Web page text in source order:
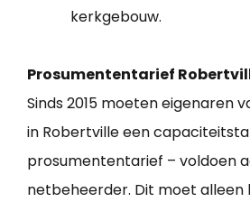
kerkgebouw.
Prosumententarief
Sinds 2015 moeten eigenaren
in Robertville een
prosumententarief – voldoen
netbeheerder. Dit moet